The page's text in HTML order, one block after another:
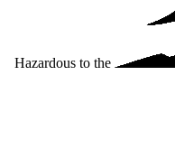
Hazardous to the